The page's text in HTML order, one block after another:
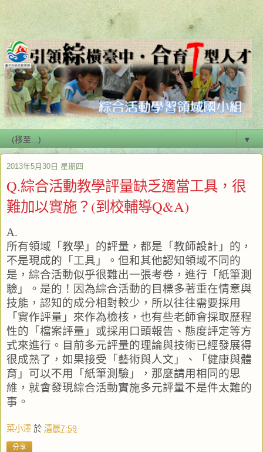
▼
2013年5月30日 星期四
Q.綜合活動教學評量缺乏適當工具，很
難加以實施？(到校輔導Q&A)
A.
所有領域「教學」的評量，都是「教師設計」的，
不是現成的「工具」。但和其他認知領域不同的
是，綜合活動似乎很難出一張考卷，進行「紙筆測
驗」。是的！因為綜合活動的目標多著重在情意與
技能，認知的成分相對較少，所以往往需要採用
「實作評量」來作為檢核，也有些老師會採取歷程
性的「檔案評量」或採用口頭報告、態度評定等方
式來進行。目前多元評量的理論與技術已經發展得
很成熟了，如果接受「藝術與人文」、「健康與體
育」可以不用「紙筆測驗」，那麼請用相同的思
維，就會發現綜合活動實施多元評量不是件太難的
事。
菜小澤 於 清晨7:59
分享